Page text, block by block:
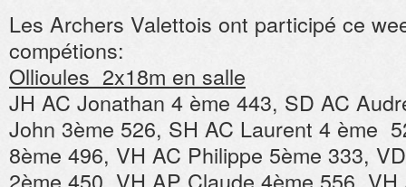
Ollioules
Les Archers Valettois ont participé ce
compétions:
Ollioules 2x18m en salle
JH AC Jonathan 4 ème 443, SD AC
John 3ème 526, SH AC Laurent 4 ème
8ème 496, VH AC Philippe 5ème 333,
2ème 450, VH AP Claude 4ème 556,